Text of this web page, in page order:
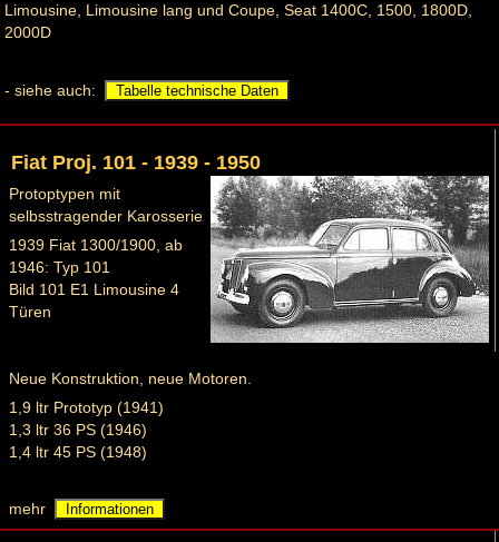
Limousine, Limousine lang und Coupe, Seat 1400C, 1500, 1800D,
2000D
- siehe auch: Tabelle technische Daten
Fiat Proj. 101 - 1939 - 1950
Protoptypen mit
selbsstragender Karosserie
1939 Fiat 1300/1900, ab
1946: Typ 101
Bild 101 E1 Limousine 4
Türen
Neue Konstruktion, neue Motoren.
1,9 ltr Prototyp (1941)
1,3 ltr 36 PS (1946)
1,4 ltr 45 PS (1948)
mehr Informationen